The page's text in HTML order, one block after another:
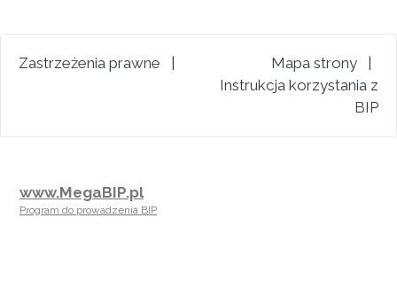
Zastrzeżenia prawne | Mapa strony |
Instrukcja korzystania z
BIP
www.MegaBIP.pl
Program do prowadzenia BIP